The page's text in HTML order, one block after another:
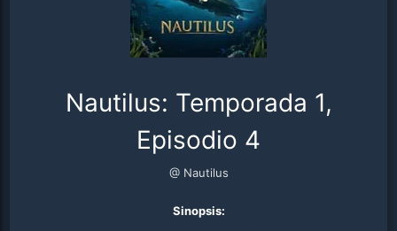
Nautilus: Temporada 1,
Episodio 4
@ Nautilus
Sinopsis: